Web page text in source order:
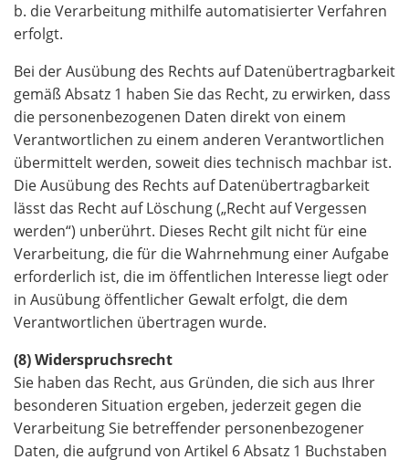
b. die Verarbeitung mithilfe automatisierter Verfahren
erfolgt.
Bei der Ausübung des Rechts auf Datenübertragbarkeit
gemäß Absatz 1 haben Sie das Recht, zu erwirken, dass
die personenbezogenen Daten direkt von einem
Verantwortlichen zu einem anderen Verantwortlichen
übermittelt werden, soweit dies technisch machbar ist.
Die Ausübung des Rechts auf Datenübertragbarkeit
lässt das Recht auf Löschung („Recht auf Vergessen
werden“) unberührt. Dieses Recht gilt nicht für eine
Verarbeitung, die für die Wahrnehmung einer Aufgabe
erforderlich ist, die im öffentlichen Interesse liegt oder
in Ausübung öffentlicher Gewalt erfolgt, die dem
Verantwortlichen übertragen wurde.
(8) Widerspruchsrecht
Sie haben das Recht, aus Gründen, die sich aus Ihrer
besonderen Situation ergeben, jederzeit gegen die
Verarbeitung Sie betreffender personenbezogener
Daten, die aufgrund von Artikel 6 Absatz 1 Buchstaben